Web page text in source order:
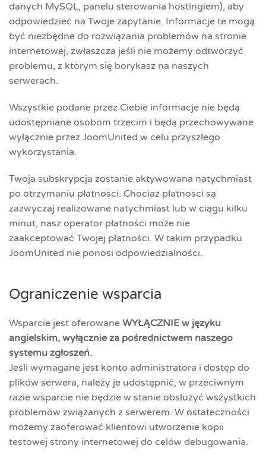
danych MySQL, panelu sterowania hostingiem), aby
odpowiedzieć na Twoje zapytanie. Informacje te mogą
być niezbędne do rozwiązania problemów na stronie
internetowej, zwłaszcza jeśli nie możemy odtworzyć
problemu, z którym się borykasz na naszych
serwerach.
Wszystkie podane przez Ciebie informacje nie będą
udostępniane osobom trzecim i będą przechowywane
wyłącznie przez JoomUnited w celu przyszłego
wykorzystania.
Twoja subskrypcja zostanie aktywowana natychmiast
po otrzymaniu płatności. Chociaż płatności są
zazwyczaj realizowane natychmiast lub w ciągu kilku
minut, nasz operator płatności może nie
zaakceptować Twojej płatności. W takim przypadku
JoomUnited nie ponosi odpowiedzialności.
Ograniczenie wsparcia
Wsparcie jest oferowane WYŁĄCZNIE w języku
angielskim, wyłącznie za pośrednictwem naszego
systemu zgłoszeń.
Jeśli wymagane jest konto administratora i dostęp do
plików serwera, należy je udostępnić, w przeciwnym
razie wsparcie nie będzie w stanie obsłużyć wszystkich
problemów związanych z serwerem. W ostateczności
możemy zaoferować klientowi utworzenie kopii
testowej strony internetowej do celów debugowania.